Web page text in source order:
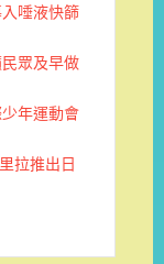
唾液快篩
眾及早做
年運動會
拉推出日